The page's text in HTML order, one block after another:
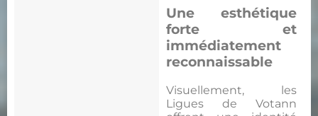
Une esthétique
forte et
immédiatement
reconnaissable
Visuellement, les
Ligues de Votann